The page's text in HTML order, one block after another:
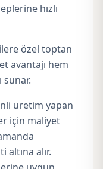
hızlı
özel toptan
avantajı hem
sunar.
üretim yapan
için maliyet
alır.